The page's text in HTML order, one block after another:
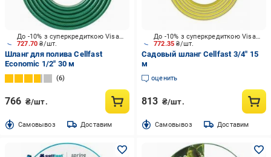
727.70₴/шт.
До -10% з суперкредиткою Visa Вигода
Шланг для полива Cellfast
Economic 1/2" 30 м
6
766 ₴/шт.
Cамовывоз Доставим
772.35₴/шт.
До -10% з суперкредиткою Visa Вигода
Садовый шланг Cellfast 3/4" 15
м
оценить
813 ₴/шт.
Cамовывоз Доставим